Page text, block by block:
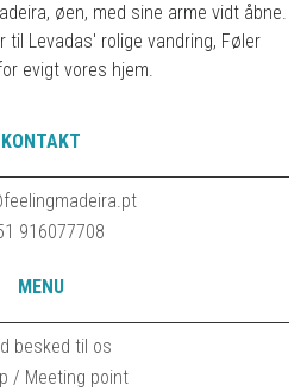
øen, med sine arme vidt åbne.
til Levadas' rolige vandring, Føler
evigt vores hjem.
KONTAKT
916077708
MENU
besked til os
/ Meeting point